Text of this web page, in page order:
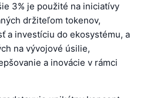
3% je použité na iniciatívy
držiteľom tokenov,
a investíciu do ekosystému, a
na vývojové úsilie,
a inovácie v rámci